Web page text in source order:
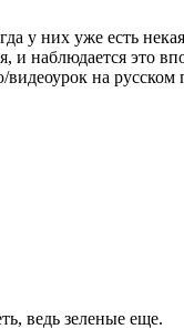
у них уже есть
и наблюдается это
видеоурок на
ведь зеленые еще.